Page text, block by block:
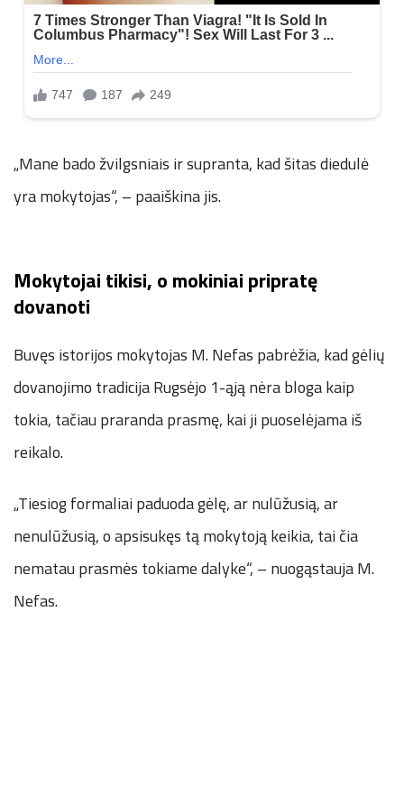
„Mane bado žvilgsniais ir supranta, kad šitas diedulė
yra mokytojas“, – paaiškina jis.
Mokytojai tikisi, o mokiniai pripratę
dovanoti
Buvęs istorijos mokytojas M. Nefas pabrėžia, kad gėlių
dovanojimo tradicija Rugsėjo 1-ąją nėra bloga kaip
tokia, tačiau praranda prasmę, kai ji puoselėjama iš
reikalo.
„Tiesiog formaliai paduoda gėlę, ar nulūžusią, ar
nenulūžusią, o apsisukęs tą mokytoją keikia, tai čia
nematau prasmės tokiame dalyke“, – nuogąstauja M.
Nefas.